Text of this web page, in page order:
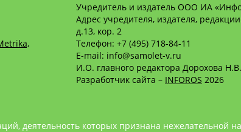
Учредитель и издатель ООО ИА
Адрес учредителя, издателя,
д.13, кор. 2
Телефон: +7 (495) 718-84-11
E-mail: info@samolet-v.ru
И.О. главного редактора Дорохова Н.В.
Разработчик сайта – INFOROS 2026
деятельность которых признана нежелательной